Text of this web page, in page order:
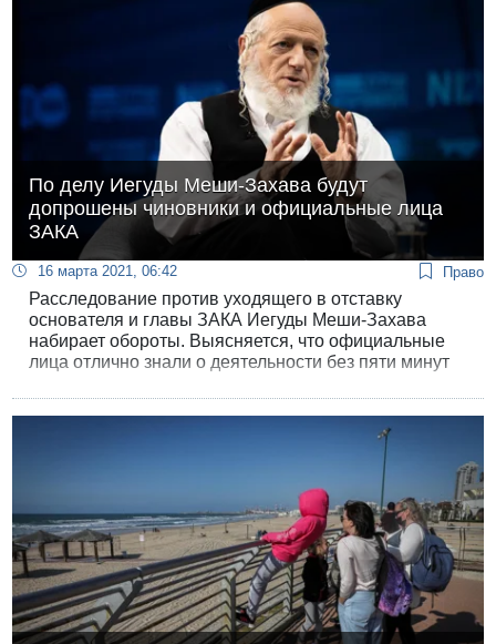
По делу Иегуды Меши-Захава будут
допрошены чиновники и официальные лица
ЗАКА
16 марта 2021, 06:42 Право
Расследование против уходящего в отставку
основателя и главы ЗАКА Иегуды Меши-Захава
набирает обороты. Выясняется, что официальные
лица отлично знали о деятельности без пяти минут